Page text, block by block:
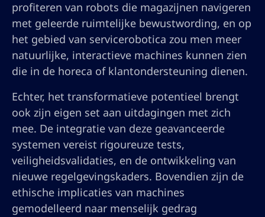
profiteren van robots die magazijnen navigeren
met geleerde ruimtelijke bewustwording, en op
het gebied van servicerobotica zou men meer
natuurlijke, interactieve machines kunnen zien
die in de horeca of klantondersteuning dienen.
Echter, het transformatieve potentieel brengt
ook zijn eigen set aan uitdagingen met zich
mee. De integratie van deze geavanceerde
systemen vereist rigoureuze tests,
veiligheidsvalidaties, en de ontwikkeling van
nieuwe regelgevingskaders. Bovendien zijn de
ethische implicaties van machines
gemodelleerd naar menselijk gedrag